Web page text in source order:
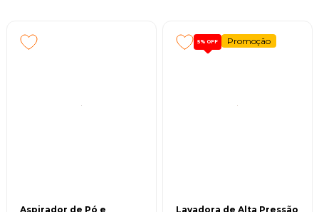
Aspirador de Pó e
5% OFF Promoção
Lavadora de Alta Pressão